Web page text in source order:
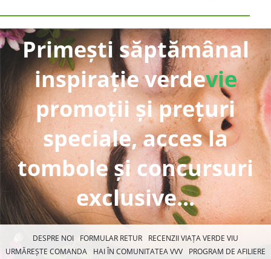
Primești săptămânal
inspirație verdevie
promoții și prețuri
speciale, acces la
tombole și concursuri
exclusive...
DESPRE NOI FORMULAR RETUR
RECENZII VIAȚA VERDE VIU
URMĂREȘTE COMANDA
HAI ÎN COMUNITATEA VVV
PROGRAM DE AFILIERE